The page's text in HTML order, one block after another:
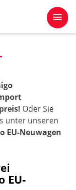
Oder Sie
unter unseren
EU-Neuwagen
EU-